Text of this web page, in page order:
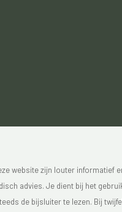
website zijn louter informatief
advies. Je dient bij het
de bijsluiter te lezen. Bij